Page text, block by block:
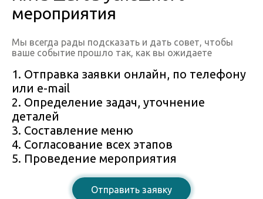
мероприятия
Мы всегда рады подсказать и дать совет, чтобы
ваше событие прошло так, как вы ожидаете
1. Отправка заявки онлайн, по телефону
или e-mail
2. Определение задач, уточнение
деталей
3. Составление меню
4. Согласование всех этапов
5. Проведение мероприятия
Отправить заявку